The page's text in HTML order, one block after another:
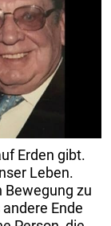
Erden gibt.
Leben.
Bewegung zu
Ende